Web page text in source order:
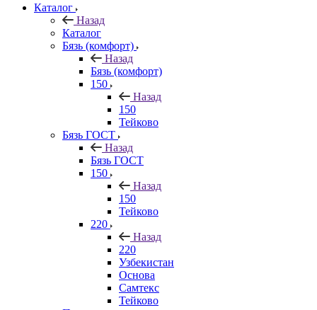
Каталог
Назад
Каталог
Бязь (комфорт)
Назад
Бязь (комфорт)
150
Назад
150
Тейково
Бязь ГОСТ
Назад
Бязь ГОСТ
150
Назад
150
Тейково
220
Назад
220
Узбекистан
Основа
Самтекс
Тейково